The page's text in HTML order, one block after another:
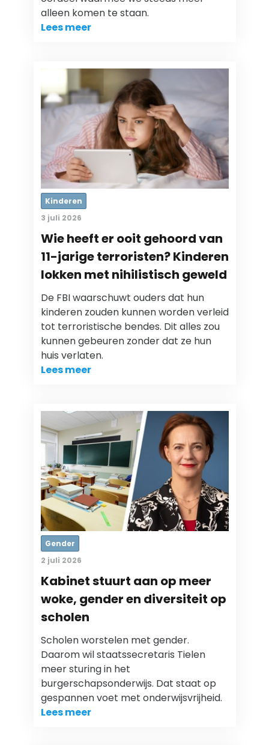
alleen komen te staan.
Lees meer
Kinderen
3 juli 2026
Wie heeft er ooit gehoord van
11-jarige terroristen? Kinderen
lokken met nihilistisch geweld
De FBI waarschuwt ouders dat hun
kinderen zouden kunnen worden verleid
tot terroristische bendes. Dit alles zou
kunnen gebeuren zonder dat ze hun
huis verlaten.
Lees meer
Gender
2 juli 2026
Kabinet stuurt aan op meer
woke, gender en diversiteit op
scholen
Scholen worstelen met gender.
Daarom wil staatssecretaris Tielen
meer sturing in het
burgerschapsonderwijs. Dat staat op
gespannen voet met onderwijsvrijheid.
Lees meer